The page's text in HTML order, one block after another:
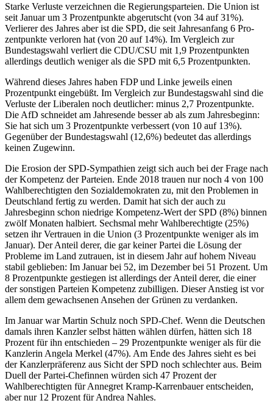
Starke Verluste verzeichnen die Regierungsparteien. Die Union ist
seit Januar um 3 Prozentpunkte abgerutscht (von 34 auf 31%).
Verlierer des Jahres aber ist die SPD, die seit Jahresanfang 6 Pro-
zentpunkte verloren hat (von 20 auf 14%). Im Vergleich zur
Bundestagswahl verliert die CDU/CSU mit 1,9 Prozentpunkten
allerdings deutlich weniger als die SPD mit 6,5 Prozentpunkten.
Während dieses Jahres haben FDP und Linke jeweils einen
Prozentpunkt eingebüßt. Im Vergleich zur Bundestagswahl sind die
Verluste der Liberalen noch deutlicher: minus 2,7 Prozentpunkte.
Die AfD schneidet am Jahresende besser ab als zum Jahresbeginn:
Sie hat sich um 3 Prozentpunkte verbessert (von 10 auf 13%).
Gegenüber der Bundestagswahl (12,6%) bedeutet das allerdings
keinen Zugewinn.
Die Erosion der SPD-Sympathien zeigt sich auch bei der Frage nach
der Kompetenz der Parteien. Ende 2018 trauen nur noch 4 von 100
Wahlberechtigten den Sozialdemokraten zu, mit den Problemen in
Deutschland fertig zu werden. Damit hat sich der auch zu
Jahresbeginn schon niedrige Kompetenz-Wert der SPD (8%) binnen
zwölf Monaten halbiert. Sechsmal mehr Wahlberechtigte (25%)
setzen ihr Vertrauen in die Union (3 Prozentpunkte weniger als im
Januar). Der Anteil derer, die gar keiner Partei die Lösung der
Probleme im Land zutrauen, ist in diesem Jahr auf hohem Niveau
stabil geblieben: Im Januar bei 52, im Dezember bei 51 Prozent. Um
8 Prozentpunkte gestiegen ist allerdings der Anteil derer, die einer
der sonstigen Parteien Kompetenz zubilligen. Dieser Anstieg ist vor
allem dem gewachsenen Ansehen der Grünen zu verdanken.
Im Januar war Martin Schulz noch SPD-Chef. Wenn die Deutschen
damals ihren Kanzler selbst hätten wählen dürfen, hätten sich 18
Prozent für ihn entschieden – 29 Prozentpunkte weniger als für die
Kanzlerin Angela Merkel (47%). Am Ende des Jahres sieht es bei
der Kanzlerpräferenz aus Sicht der SPD noch schlechter aus. Beim
Duell der Partei-Chefinnen würden sich 47 Prozent der
Wahlberechtigten für Annegret Kramp-Karrenbauer entscheiden,
aber nur 12 Prozent für Andrea Nahles.